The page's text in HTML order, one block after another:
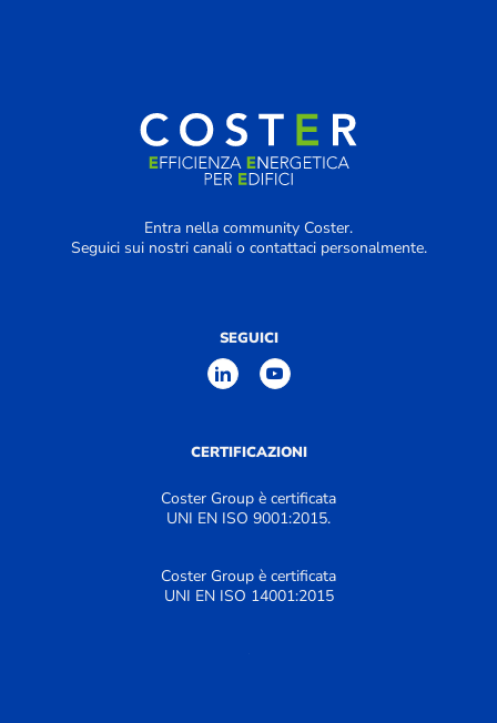
Entra nella community Coster.
Seguici sui nostri canali o contattaci personalmente.
SEGUICI
CERTIFICAZIONI
Coster Group è certificata
UNI EN ISO 9001:2015.
Coster Group è certificata
UNI EN ISO 14001:2015